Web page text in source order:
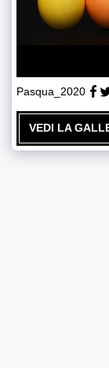
Pasqua_2020
VEDI LA